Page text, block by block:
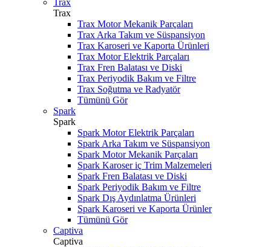
Trax
Trax
Trax Motor Mekanik Parçaları
Trax Arka Takım ve Süspansiyon
Trax Karoseri ve Kaporta Ürünleri
Trax Motor Elektrik Parçaları
Trax Fren Balatası ve Diski
Trax Periyodik Bakım ve Filtre
Trax Soğutma ve Radyatör
Tümünü Gör
Spark
Spark
Spark Motor Elektrik Parçaları
Spark Arka Takım ve Süspansiyon
Spark Motor Mekanik Parçaları
Spark Karoser iç Trim Malzemeleri
Spark Fren Balatası ve Diski
Spark Periyodik Bakım ve Filtre
Spark Dış Aydınlatma Ürünleri
Spark Karoseri ve Kaporta Ürünler
Tümünü Gör
Captiva
Captiva